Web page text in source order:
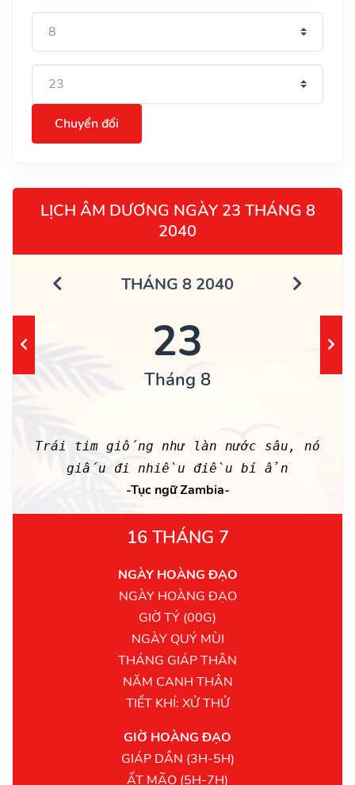
Chuyển đổi
LỊCH ÂM DƯƠNG NGÀY 23 THÁNG 8
2040
THÁNG 8 2040
23
Tháng 8
Trái tim giống như làn nước sâu, nó
giấu đi nhiều điều bí ẩn
-Tục ngữ Zambia-
16 THÁNG 7
NGÀY HOÀNG ĐẠO
NGÀY HOÀNG ĐẠO
GIỜ TÝ (00G)
NGÀY QUÝ MÙI
THÁNG GIÁP THÂN
NĂM CANH THÂN
TIẾT KHÍ: XỬ THỬ
GIỜ HOÀNG ĐẠO
GIÁP DẦN (3H-5H)
ẤT MÃO (5H-7H)